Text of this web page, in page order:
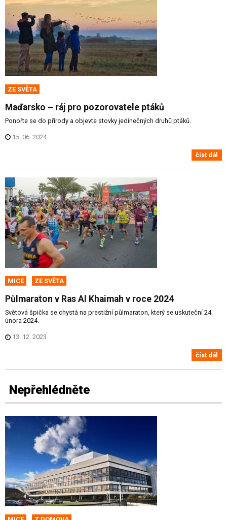
ZE SVĚTA
Maďarsko – ráj pro pozorovatele ptáků
Ponořte se do přírody a objevte stovky jedinečných druhů ptáků.
15. 06. 2024
číst dál
MICE ZE SVĚTA
Půlmaraton v Ras Al Khaimah v roce 2024
Světová špička se chystá na prestižní půlmaraton, který se uskuteční 24.
února 2024.
13. 12. 2023
číst dál
Nepřehlédněte